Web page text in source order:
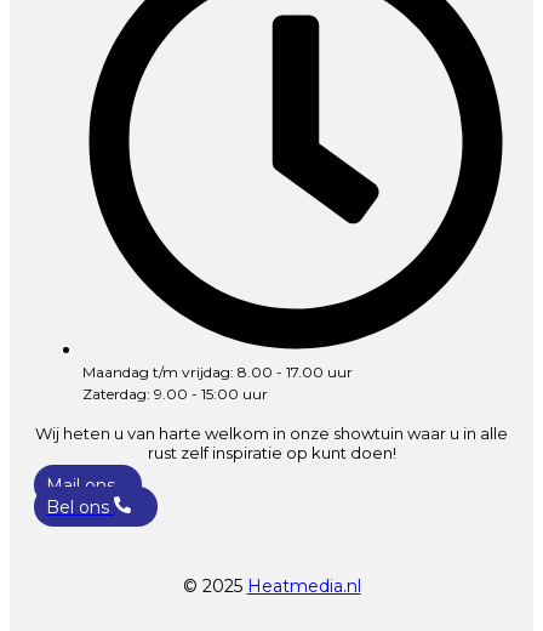
Maandag t/m vrijdag: 8.00 - 17.00 uur
Zaterdag: 9.00 - 15:00 uur
Wij heten u van harte welkom in onze showtuin waar u in alle
rust zelf inspiratie op kunt doen!
Mail ons
Bel ons
© 2025 Heatmedia.nl